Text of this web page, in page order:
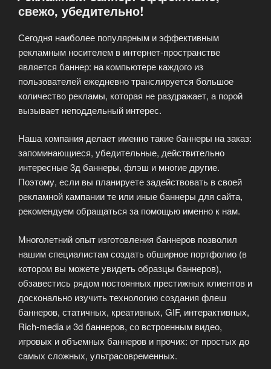
свежо, убедительно!
Сегодня наиболее популярным и эффективным
рекламным носителем в интернет-пространстве
является баннер: на компьютере каждого из
пользователей ежедневно транслируется большое
количество рекламы, которая не раздражает, а порой
вызывает неподдельный интерес.
Наша компания делает именно такие баннеры на заказ:
запоминающиеся, убедительные, действительно
интересные 3д баннеры, флэш и многие другие.
Поэтому, если вы планируете задействовать в своей
рекламной кампании те или иные баннеры для сайта,
рекомендуем обращаться за помощью именно к нам.
Многолетний опыт изготовления баннеров позволил
нашим специалистам создать обширное портфолио (в
котором вы можете увидеть образцы баннеров),
обзавестись рядом постоянных престижных клиентов и
досконально изучить технологию создания флеш
баннеров, статичных, креативных, GIF, интерактивных,
Rich-media и 3d баннеров, со встроенным видео,
игровых и объемных баннеров и прочих: от простых до
самых сложных, ультрасовременных.